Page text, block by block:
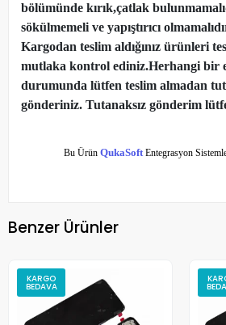
bölümünde kırık,çatlak
sökülmemeli ve yapıştırıcı
Kargodan teslim aldığınız ürünleri
mutlaka kontrol ediniz.Herhangi bir
durumunda lütfen teslim almadan
gönderiniz. Tutanaksız gönderim
Bu Ürün QukaSoftEntegrasyon
Benzer Ürünler
KARGO
BEDAVA